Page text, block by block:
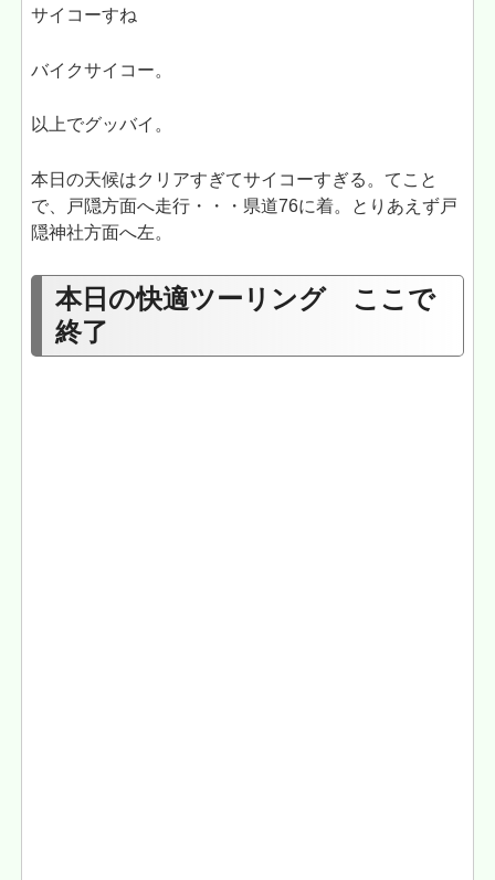
サイコーすね
バイクサイコー。
以上でグッバイ。
本日の天候はクリアすぎてサイコーすぎる。てこと
で、戸隠方面へ走行・・・県道76に着。とりあえず戸
隠神社方面へ左。
本日の快適ツーリング ここで
終了